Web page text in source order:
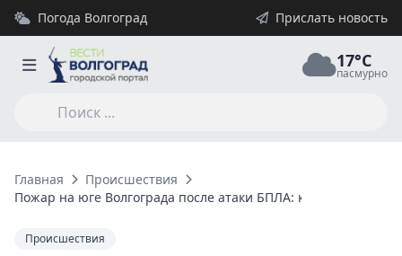
Погода Волгоград Прислать новость
17°C
пасмурно
Главная
Происшествия
Пожар на юге Волгограда после атаки БПЛА: комментарий
Происшествия